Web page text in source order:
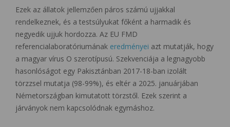
Ezek az állatok jellemzően páros számú ujjakkal
rendelkeznek, és a testsúlyukat főként a harmadik és
negyedik ujjuk hordozza. Az EU FMD
referencialaboratóriumának eredményei azt mutatják, hogy
a magyar vírus O szerotípusú. Szekvenciája a legnagyobb
hasonlóságot egy Pakisztánban 2017-18-ban izolált
törzzsel mutatja (98-99%), és eltér a 2025. januárjában
Németországban kimutatott törzstől. Ezek szerint a
járványok nem kapcsolódnak egymáshoz.